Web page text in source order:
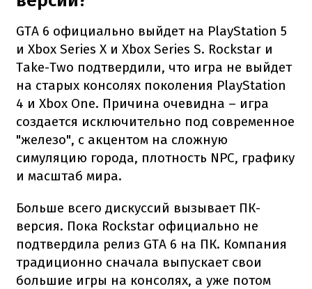
GTA 6 официально выйдет на PlayStation 5
и Xbox Series X и Xbox Series S. Rockstar и
Take-Two подтвердили, что игра не выйдет
на старых консолях поколения PlayStation
4 и Xbox One. Причина очевидна – игра
создается исключительно под современное
"железо", с акцентом на сложную
симуляцию города, плотность NPC, графику
и масштаб мира.
Больше всего дискуссий вызывает ПК-
версия. Пока Rockstar официально не
подтвердила релиз GTA 6 на ПК. Компания
традиционно сначала выпускает свои
большие игры на консолях, а уже потом